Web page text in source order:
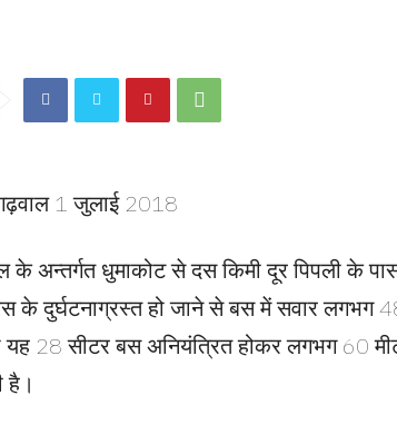
1 जुलाई 2018
के अन्तर्गत धुमाकोट से दस किमी दूर पिपली के
के दुर्घटनाग्रस्त हो जाने से बस में सवार लगभग
यह 28 सीटर बस अनियंत्रित होकर लगभग 60
है।